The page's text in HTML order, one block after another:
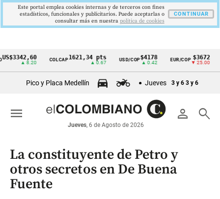
Cintillo
económicos
Colombia
▲ 8.20
COLCAP1621,34 pts USD/COP$4178
▲ 0.42
EUR/COP $3672
▼ 25.00
Pico y Placa Medellín Jueves 3 y 6 3 y 6
person search
Jueves, 6 de Agosto de 2026
menu
La constituyente de Petro y
otros secretos en De Buena
Fuente
Este portal emplea cookies internas y de terceros con fines
estadísticos, funcionales y publicitarios. Puede aceptarlas o
consultar más en nuestra politica de cookies
CONTINUAR